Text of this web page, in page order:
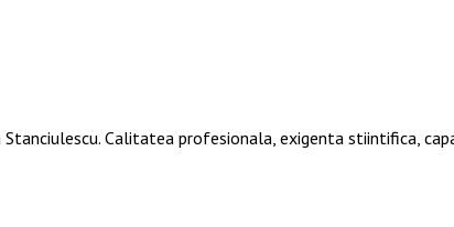
Calitatea profesionala, exigenta stiintifica,